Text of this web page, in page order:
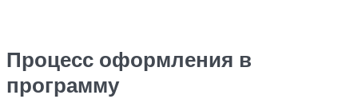
Процесс оформления в
программу